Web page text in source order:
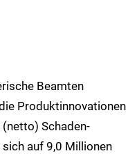
Beamten
Produktinnovationen
Schaden-
auf 9,0 Millionen